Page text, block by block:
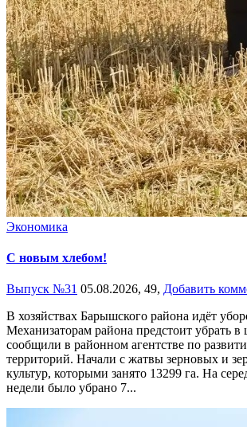
Экономика
С новым хлебом!
Выпуск №31 05.08.2026, 49, Добавить
В хозяйствах Барышского района идёт
Механизаторам района предстоит убрать в
сообщили в районном агентстве по
территорий. Начали с жатвы зерновых и
культур, которыми занято 13299 га. На
недели было убрано 7...